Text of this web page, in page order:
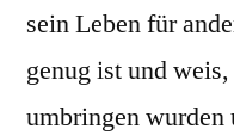
sein Leben für
genug ist und
umbringen wurden